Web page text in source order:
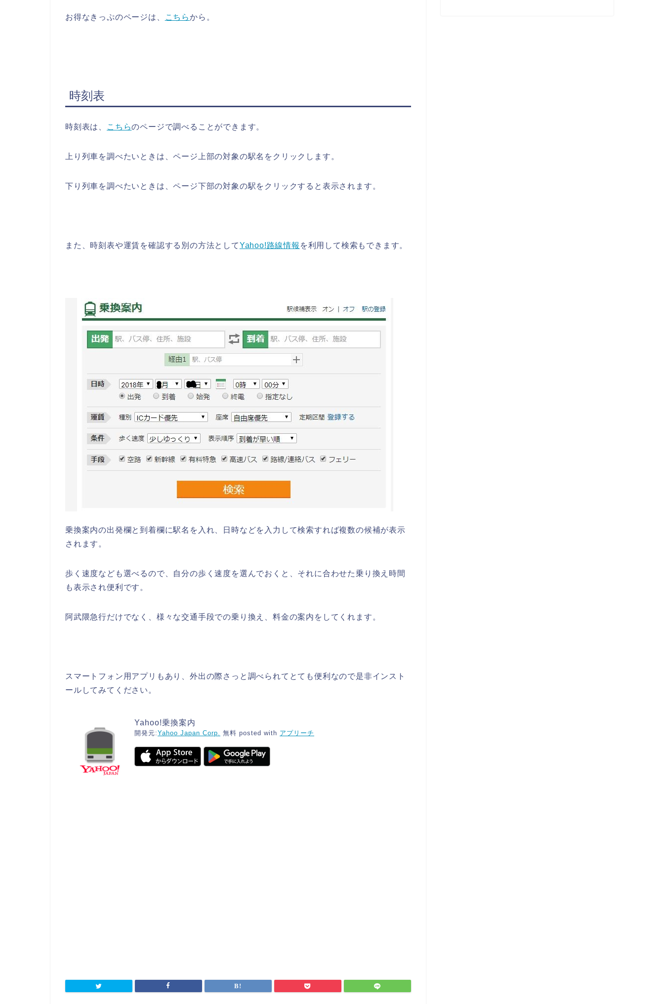
お得なきっぷのページは、 こちらから。
時刻表
時刻表は、 こちらのページで調べることができます。
上り列車を調べたいときは、ページ上部の対象の駅名をクリックします。
下り列車を調べたいときは、ページ下部の対象の駅をクリックすると表示されます。
また、時刻表や運賃を確認する別の方法としてYahoo!路線情報 を利用して検索もできます。
乗換案内の出発欄と到着欄に駅名を入れ、日時などを入力して検索すれば複数の候補が表示
されます。
歩く速度なども選べるので、自分の歩く速度を選んでおくと、それに合わせた乗り換え時間
も表示され便利です。
阿武隈急行だけでなく、様々な交通手段での乗り換え、料金の案内をしてくれます。
スマートフォン用アプリもあり、外出の際さっと調べられてとても便利なので是非インスト
ールしてみてください。
Yahoo!乗換案内
開発元:Yahoo Japan Corp. 無料 posted with アプリーチ